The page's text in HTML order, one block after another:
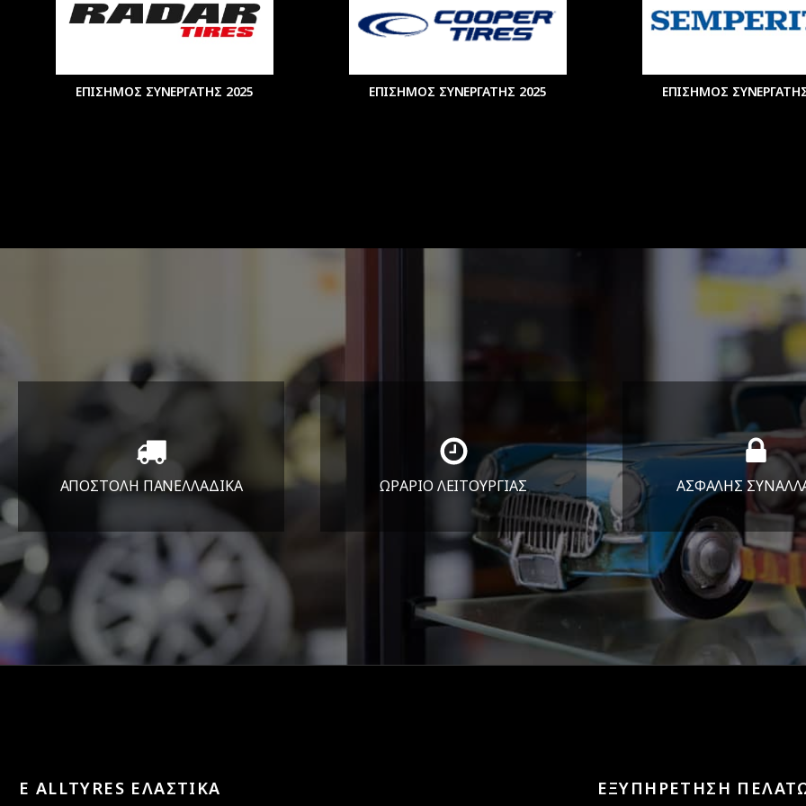
ΕΠΙΣΗΜΟΣ ΣΥΝΕΡΓΑΤΗΣ 2025 ΕΠΙΣΗΜΟΣ ΣΥΝΕΡΓΑΤΗΣ 2025 ΕΠΙΣΗΜΟΣ
ΑΠΟΣΤΟΛΗ ΠΑΝΕΛΛΑΔΙΚA
Όπου και αν είστε θα σας
στείλουμε τα ελαστικά σας
ΩΡΑΡΙΟ ΛΕΙΤΟΥΡΓΙΑΣ
ΔΕΥ-ΠΑΡ 8:30-17:30
ΑΣΦΑΛΗΣ
Εγγυόμαστε την
των συναλλαγών
E ALLTYRES ΕΛΑΣΤΙΚΑ ΕΞΥΠΗΡΕΤΗΣΗ